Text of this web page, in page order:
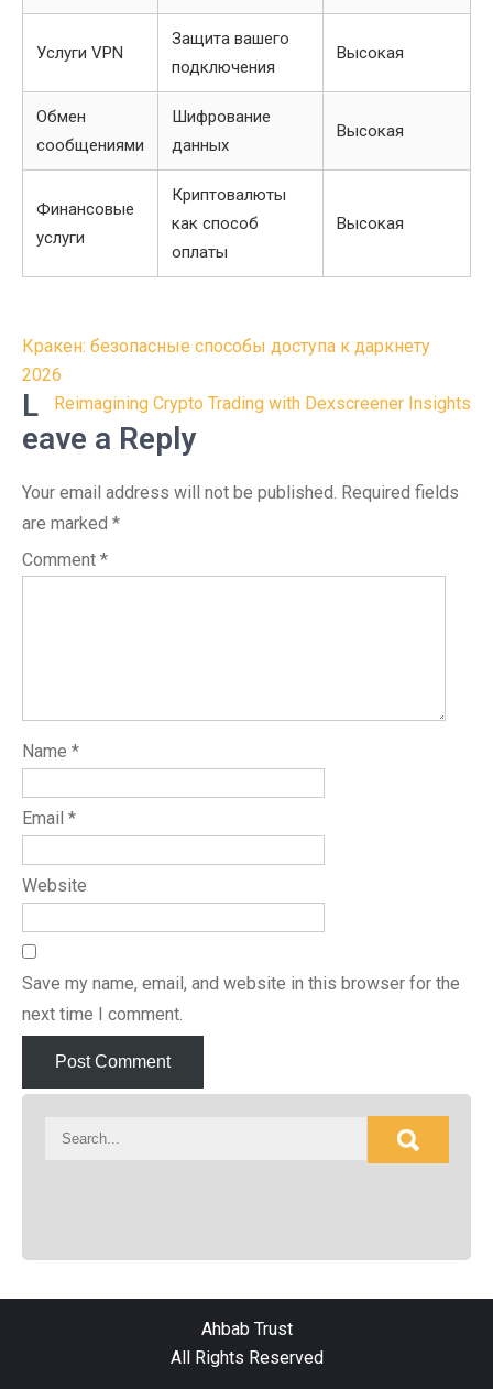
Услуги VPN
Защита вашего
подключения
Высокая
Обмен
сообщениями
Шифрование
данных
Высокая
Финансовые
услуги
Криптовалюты
как способ
оплаты
Высокая
Post
navigation
Кракен: безопасные способы доступа к даркнету
2026
Reimagining Crypto Trading with Dexscreener Insights
L
eave a Reply
Your email address will not be published. Required fields
are marked *
Comment *
Name *
Email *
Website
Save my name, email, and website in this browser for the
next time I comment.
Ahbab Trust
All Rights Reserved